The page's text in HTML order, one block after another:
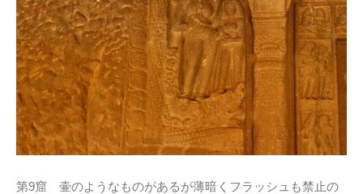
第9窟 壷のようなものがあるが薄暗くフラッシュも禁止の